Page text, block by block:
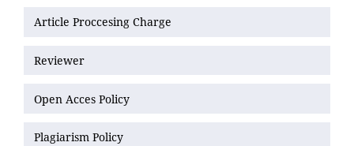
Article Proccesing Charge
Reviewer
Open Acces Policy
Plagiarism Policy